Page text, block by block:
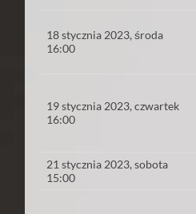
18 stycznia 2023, środa
16:00
19 stycznia 2023, czwartek
16:00
21 stycznia 2023, sobota
15:00